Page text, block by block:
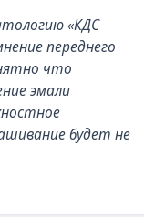
«КДС
переднего
что
эмали
будет не